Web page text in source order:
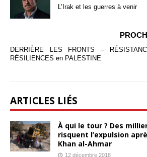
L’Irak et les guerres à venir
DERRIÈRE LES FRONTS –
RÉSILIENCES en PALESTINE
ARTICLES LIÉS
À qui le tour ? Des
risquent l’expulsion
Khan al-Ahmar
12 décembre 2018